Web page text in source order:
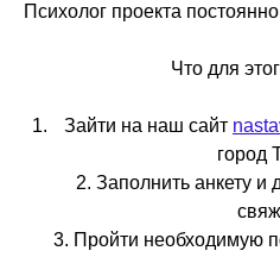
Психолог проекта
Что для
Зайти на наш сайт
город
2. Заполнить анкету и
3. Пройти необходимую